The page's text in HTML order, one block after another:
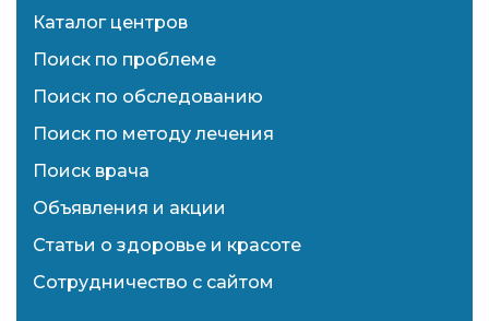
Каталог центров
Поиск по проблеме
Поиск по обследованию
Поиск по методу лечения
Поиск врача
Объявления и акции
Статьи о здоровье и красоте
Сотрудничество с сайтом